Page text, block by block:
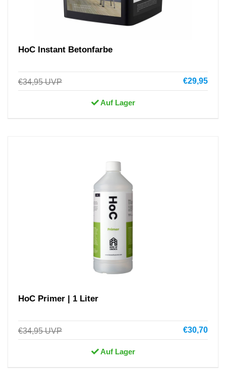
HoC Instant Betonfarbe
€34,95UVP €29,95
Auf Lager
HoC Primer | 1 Liter
€34,95UVP €30,70
Auf Lager